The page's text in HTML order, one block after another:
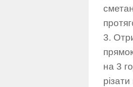
3.
на 3